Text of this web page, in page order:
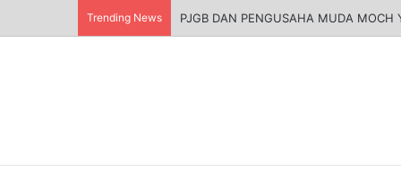
Trending News Apresiasi Pengadilan Tinggi